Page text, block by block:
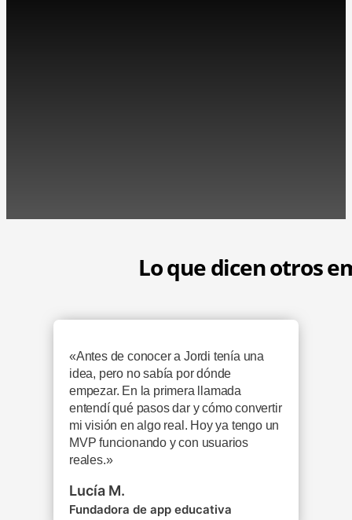
Lo que dicen otros
«Antes de conocer a Jordi tenía una
idea, pero no sabía por dónde
empezar. En la primera llamada
entendí qué pasos dar y cómo convertir
mi visión en algo real. Hoy ya tengo un
MVP funcionando y con usuarios
reales.»
Lucía M.
Fundadora de app educativa